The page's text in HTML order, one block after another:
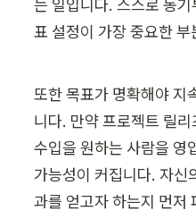
는 일입니다. 스스로 동
표 설정이 가장 중요한 부
또한 목표가 명확해야 지
니다. 만약 프로젝트 릴
수입을 원하는 사람을 영
가능성이 커집니다. 자신
과를 얻고자 하는지 먼저